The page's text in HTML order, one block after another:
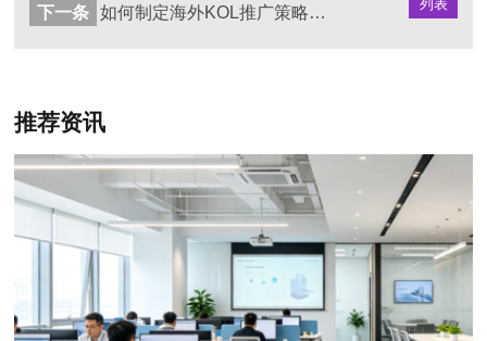
列表
下一条
如何制定海外KOL推广策略（学习海外KOL推广策略的制定）
推荐资讯